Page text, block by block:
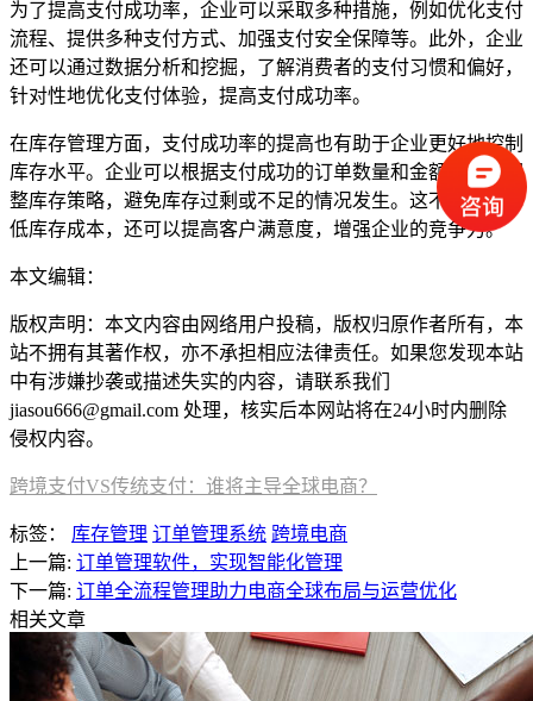
为了提高支付成功率，企业可以采取多种措施，例如优化支付
流程、提供多种支付方式、加强支付安全保障等。此外，企业
还可以通过数据分析和挖掘，了解消费者的支付习惯和偏好，
针对性地优化支付体验，提高支付成功率。
在库存管理方面，支付成功率的提高也有助于企业更好地控制
库存水平。企业可以根据支付成功的订单数量和金额，及时调
整库存策略，避免库存过剩或不足的情况发生。这不仅可以降
低库存成本，还可以提高客户满意度，增强企业的竞争力。
本文编辑：
版权声明：本文内容由网络用户投稿，版权归原作者所有，本
站不拥有其著作权，亦不承担相应法律责任。如果您发现本站
中有涉嫌抄袭或描述失实的内容，请联系我们
jiasou666@gmail.com 处理，核实后本网站将在24小时内删除
侵权内容。
跨境支付VS传统支付：谁将主导全球电商？
标签： 库存管理 订单管理系统 跨境电商
上一篇: 订单管理软件，实现智能化管理
下一篇: 订单全流程管理助力电商全球布局与运营优化
相关文章